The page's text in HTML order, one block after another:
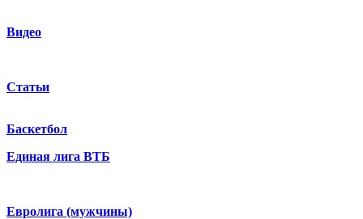
Видео
Статьи
Баскетбол
Единая лига ВТБ
Евролига (мужчины)